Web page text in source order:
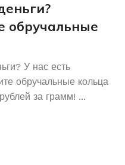
обручальные
У нас есть
обручальные кольца
за грамм! ...